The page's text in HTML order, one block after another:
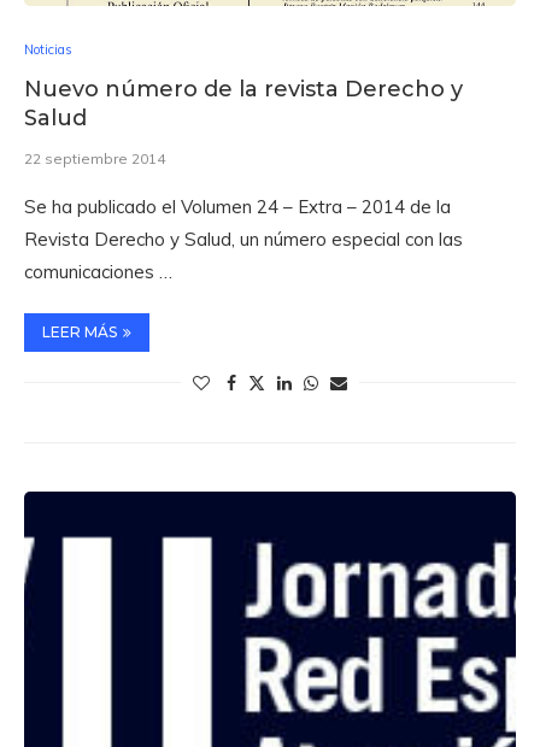
Noticias
Nuevo número de la revista Derecho y
Salud
22 septiembre 2014
Se ha publicado el Volumen 24 – Extra – 2014 de la
Revista Derecho y Salud, un número especial con las
comunicaciones …
LEER MÁS